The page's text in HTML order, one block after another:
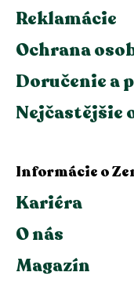
Reklamácie
Ochrana
Doručenie a
Nejčastějšie
Informácie o
Kariéra
O nás
Magazín